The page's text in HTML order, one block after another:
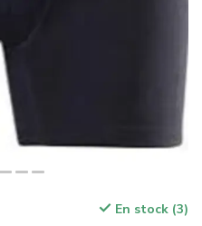
En stock (3)